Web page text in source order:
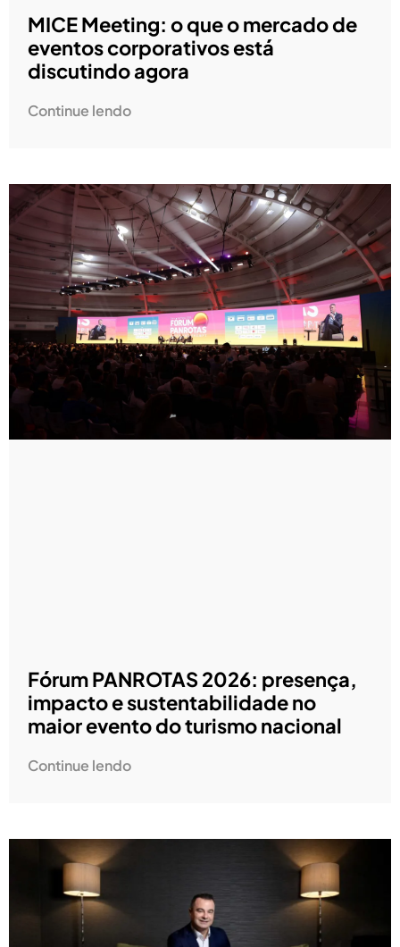
MICE Meeting: o que o mercado de
eventos corporativos está
discutindo agora
Continue lendo
Fórum PANROTAS 2026: presença,
impacto e sustentabilidade no
maior evento do turismo nacional
Continue lendo